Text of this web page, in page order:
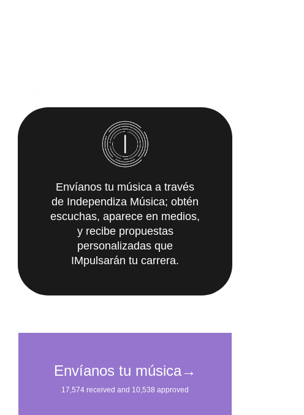
Envíanos tu música a través
de Independiza Música; obtén
escuchas, aparece en medios,
y recibe propuestas
personalizadas que
IMpulsarán tu carrera.